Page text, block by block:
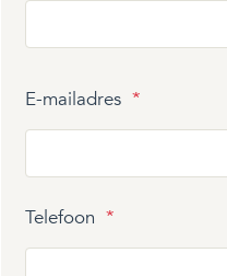
E-mailadres *
Telefoon *